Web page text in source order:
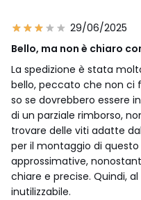
29/06/2025
Bello, ma non è chiaro
La spedizione è stata
bello, peccato che non ci
so se dovrebbero essere
di un parziale rimborso,
trovare delle viti adatte
per il montaggio di
approssimative,
chiare e precise. Quindi,
inutilizzabile.